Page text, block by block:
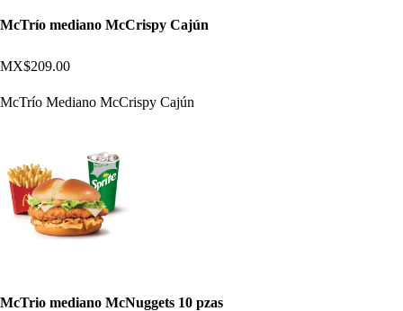
McTrío mediano McCrispy Cajún
MX$209.00
McTrío Mediano McCrispy Cajún
McTrio mediano McNuggets 10 pzas